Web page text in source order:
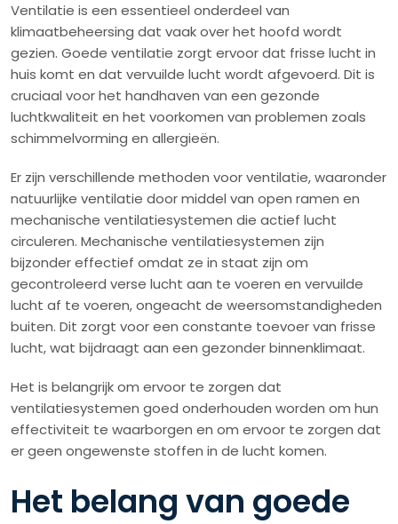
Ventilatie is een essentieel onderdeel van
klimaatbeheersing dat vaak over het hoofd wordt
gezien. Goede ventilatie zorgt ervoor dat frisse lucht in
huis komt en dat vervuilde lucht wordt afgevoerd. Dit is
cruciaal voor het handhaven van een gezonde
luchtkwaliteit en het voorkomen van problemen zoals
schimmelvorming en allergieën.
Er zijn verschillende methoden voor ventilatie, waaronder
natuurlijke ventilatie door middel van open ramen en
mechanische ventilatiesystemen die actief lucht
circuleren. Mechanische ventilatiesystemen zijn
bijzonder effectief omdat ze in staat zijn om
gecontroleerd verse lucht aan te voeren en vervuilde
lucht af te voeren, ongeacht de weersomstandigheden
buiten. Dit zorgt voor een constante toevoer van frisse
lucht, wat bijdraagt aan een gezonder binnenklimaat.
Het is belangrijk om ervoor te zorgen dat
ventilatiesystemen goed onderhouden worden om hun
effectiviteit te waarborgen en om ervoor te zorgen dat
er geen ongewenste stoffen in de lucht komen.
Het belang van goede